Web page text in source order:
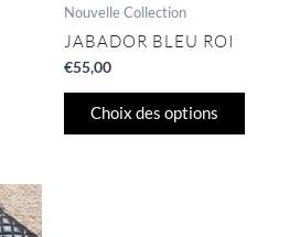
Nouvelle Collection
JABADOR BLEU ROI
€55,00
Choix des options